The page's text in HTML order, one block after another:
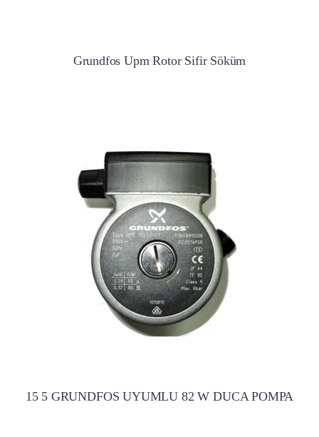
Grundfos Upm Rotor Sifir Söküm
15 5 GRUNDFOS UYUMLU 82 W DUCA POMPA